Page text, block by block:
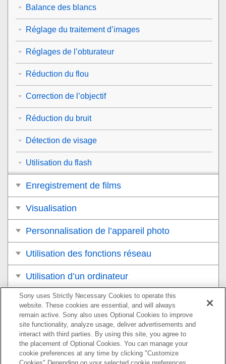
Balance des blancs
Réglage du traitement d’images
Réglages de l’obturateur
Réduction du flou
Correction de l’objectif
Réduction du bruit
Détection de visage
Utilisation du flash
Enregistrement de films
Visualisation
Personnalisation de l’appareil photo
Utilisation des fonctions réseau
Utilisation d’un ordinateur
Liste des éléments du MENU
Précautions/Le produit
Si vous avez des problèmes
Sony uses Strictly Necessary Cookies to operate this
website. These cookies are essential, and will always
remain active. Sony also uses Optional Cookies to improve
site functionality, analyze usage, deliver advertisements and
interact with third parties. By using this site, you agree to
the placement of Optional Cookies. You can manage your
cookie preferences at any time by clicking "Customize